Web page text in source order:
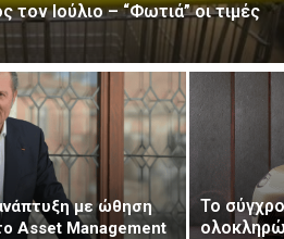
Ιούλιο – “Φωτιά” οι τιμές
με ώθηση
Asset Management
Το